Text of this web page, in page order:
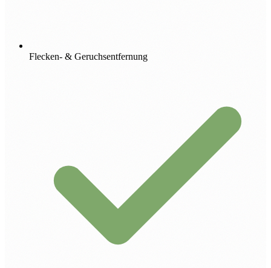
Flecken- & Geruchsentfernung